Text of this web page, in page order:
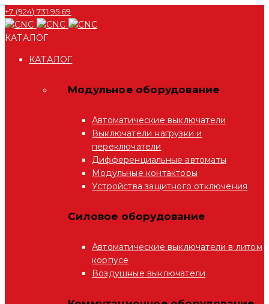
+7 (924) 731 95 69
КАТАЛОГ
КАТАЛОГ
Модульное оборудование
Автоматические выключатели
Выключатели нагрузки и
переключатели
Дифференциальные автоматы
Модульные контакторы
Устройства защитного отключения
Силовое оборудование
Автоматические выключатели в литом
корпусе
Воздушные выключатели